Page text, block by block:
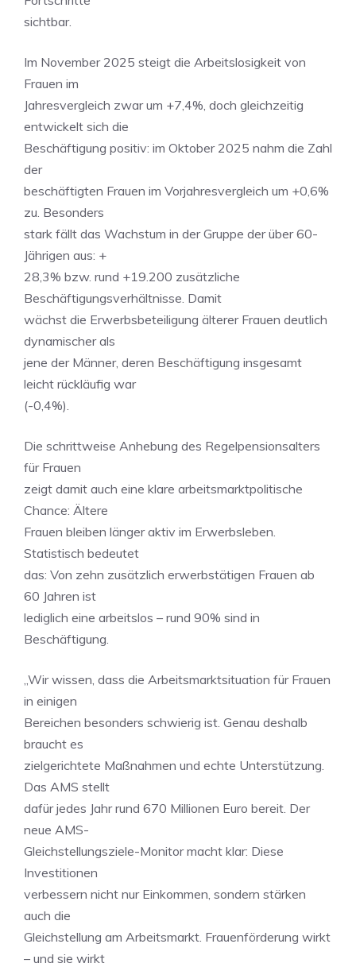
sichtbar.
Im November 2025 steigt die Arbeitslosigkeit von
Frauen im
Jahresvergleich zwar um +7,4%, doch gleichzeitig
entwickelt sich die
Beschäftigung positiv: im Oktober 2025 nahm die Zahl
der
beschäftigten Frauen im Vorjahresvergleich um +0,6%
zu. Besonders
stark fällt das Wachstum in der Gruppe der über 60-
Jährigen aus: +
28,3% bzw. rund +19.200 zusätzliche
Beschäftigungsverhältnisse. Damit
wächst die Erwerbsbeteiligung älterer Frauen deutlich
dynamischer als
jene der Männer, deren Beschäftigung insgesamt
leicht rückläufig war
(-0,4%).
Die schrittweise Anhebung des Regelpensionsalters
für Frauen
zeigt damit auch eine klare arbeitsmarktpolitische
Chance: Ältere
Frauen bleiben länger aktiv im Erwerbsleben.
Statistisch bedeutet
das: Von zehn zusätzlich erwerbstätigen Frauen ab
60 Jahren ist
lediglich eine arbeitslos – rund 90% sind in
Beschäftigung.
„Wir wissen, dass die Arbeitsmarktsituation für Frauen
in einigen
Bereichen besonders schwierig ist. Genau deshalb
braucht es
zielgerichtete Maßnahmen und echte Unterstützung.
Das AMS stellt
dafür jedes Jahr rund 670 Millionen Euro bereit. Der
neue AMS-
Gleichstellungsziele-Monitor macht klar: Diese
Investitionen
verbessern nicht nur Einkommen, sondern stärken
auch die
Gleichstellung am Arbeitsmarkt. Frauenförderung wirkt
– und sie wirkt